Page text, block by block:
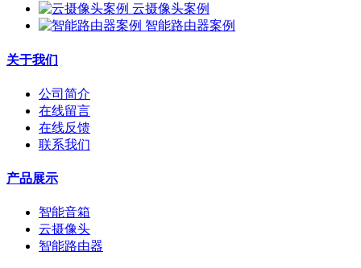
云摄像头案例
智能路由器案例
关于我们
公司简介
在线留言
在线反馈
联系我们
产品展示
智能音箱
云摄像头
智能路由器